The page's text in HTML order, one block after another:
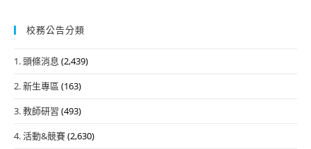
校務公告分類
1. 頭條消息 (2,439)
2. 新生專區 (163)
3. 教師研習 (493)
4. 活動&競賽(2,630)